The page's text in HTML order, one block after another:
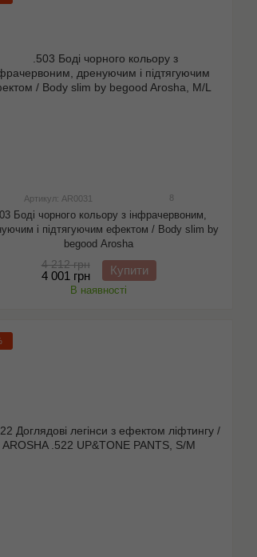
Артикул: AR0031 8
Боді чорного кольору з інфрачервоним,
і підтягуючим ефектом / Body slim by
begood Arosha
4 212 грн
4 001 грн Купити
В наявності